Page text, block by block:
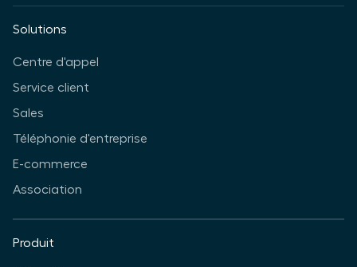
Solutions
Centre d'appel
Service client
Sales
Téléphonie d'entreprise
E-commerce
Association
Produit